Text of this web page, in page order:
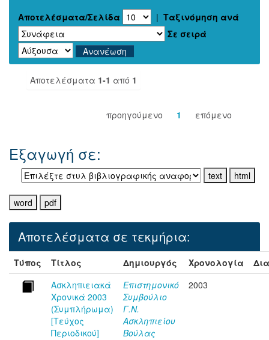
Αποτελέσματα/Σελίδα | Ταξινόμηση ανά
Σε σειρά
Αποτελέσματα 1-1 από 1
προηγούμενο 1 επόμενο
Εξαγωγή σε:
Αποτελέσματα σε τεκμήρια:
Τύπος Τίτλος Δημιουργός Χρονολογία
Ασκληπιειακά
Χρονικά 2003
(Συμπλήρωμα)
[Τεύχος
Περιοδικού]
Επιστημονικό
Συμβούλιο
Γ.Ν.
Ασκληπιείου
Βούλας
2003